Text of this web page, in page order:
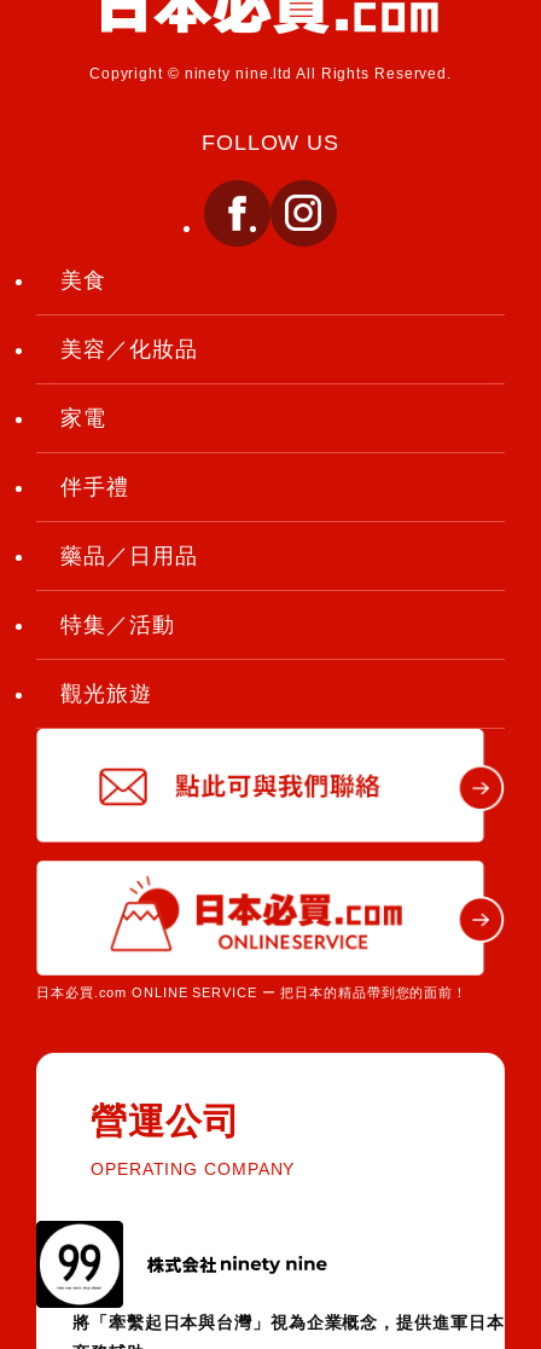
Copyright © ninety nine.ltd All Rights Reserved.
FOLLOW US
美食
美容／化妝品
家電
伴手禮
藥品／日用品
特集／活動
觀光旅遊
日本必買.com ONLINE SERVICE ー 把日本的精品帶到您的面前！
營運公司
OPERATING COMPANY
將「牽繫起日本與台灣」視為企業概念，提供進軍日本